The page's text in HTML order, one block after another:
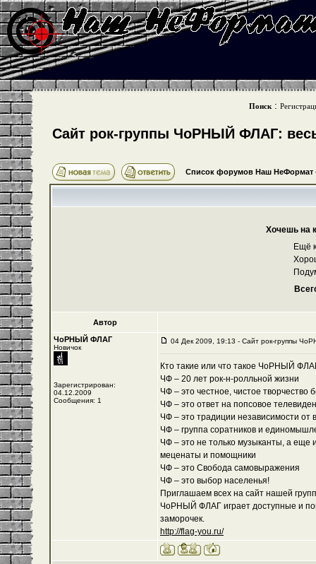
Поиск :
Cайт рок-группы ЧоРНЫЙ ФЛАГ:
Список форумов Наш НеФормат
Хочешь на
Ещё
Автор
ЧоРНЫЙ ФЛАГ
Новичок
Зарегистрирован:
04.12.2009
Сообщения: 1
04 Дек 2009, 19:13 - Cайт рок-группы
Кто такие или что такое ЧоРНЫЙ
ЧФ – 20 лет рок-н-ролльной жизни
ЧФ – это честное, чистое творчество
ЧФ – это ответ на попсовое
ЧФ – это традиции независимости
ЧФ – группа соратников и
ЧФ – это не только музыканты, а еще
меценаты и помощники
ЧФ – это Свобода самовыражения
ЧФ – это выбор населенья!
Приглашаем всех на сайт нашей
ЧоРНЫЙ ФЛАГ играет доступные и
заморочек.
http://flag-you.ru/